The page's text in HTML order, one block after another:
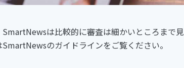
は比較的に審査は細かいところまで見
のガイドラインをご覧ください。